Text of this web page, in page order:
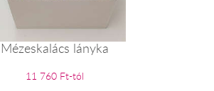
Mézeskalács lányka
11 760 Ft-tól